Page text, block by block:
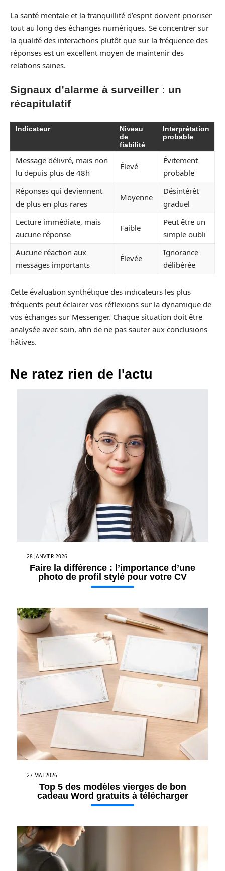
La santé mentale et la tranquillité d’esprit doivent prioriser
tout au long des échanges numériques. Se concentrer sur
la qualité des interactions plutôt que sur la fréquence des
réponses est un excellent moyen de maintenir des
relations saines.
Signaux d’alarme à surveiller : un
récapitulatif
Indicateur
Niveau
de
fiabilité
Interprétation
probable
Message délivré, mais non
lu depuis plus de 48h
Élevé
Évitement
probable
Réponses qui deviennent
de plus en plus rares
Moyenne
Désintérêt
graduel
Lecture immédiate, mais
aucune réponse
Faible
Peut être un
simple oubli
Aucune réaction aux
messages importants
Élevée
Ignorance
délibérée
Cette évaluation synthétique des indicateurs les plus
fréquents peut éclairer vos réflexions sur la dynamique de
vos échanges sur Messenger. Chaque situation doit être
analysée avec soin, afin de ne pas sauter aux conclusions
hâtives.
Ne ratez rien de l'actu
28 JANVIER 2026
Faire la différence : l’importance d’une
photo de profil stylé pour votre CV
27 MAI 2026
Top 5 des modèles vierges de bon
cadeau Word gratuits à télécharger